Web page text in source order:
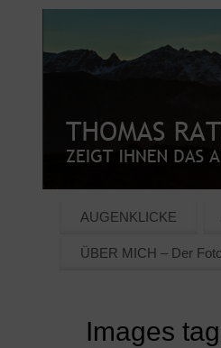
AUGENKLICKE
ÜBER MICH – Der
Images